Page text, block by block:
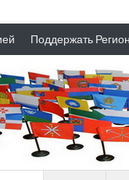
Поддержать